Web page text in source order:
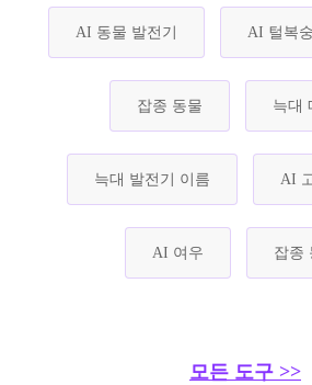
AI 동물 발전기 AI 털복
잡종 동물 늑대
늑대 발전기 이름 AI
AI 여우 잡종
모든 도구 >>